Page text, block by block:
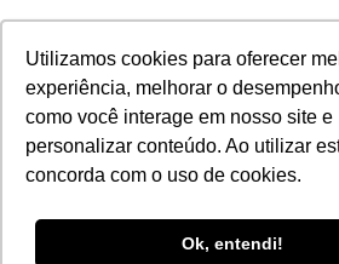
Utilizamos cookies para oferecer
experiência, melhorar o
como você interage em nosso site e
personalizar conteúdo. Ao utilizar
concorda com o uso de cookies.
Ok, entendi!
Utilizamos cookies para oferecer
experiência, melhorar o
como você interage em nosso site e
personalizar conteúdo. Ao utilizar
concorda com o uso de cookies.
Ok, entendi!
MENU